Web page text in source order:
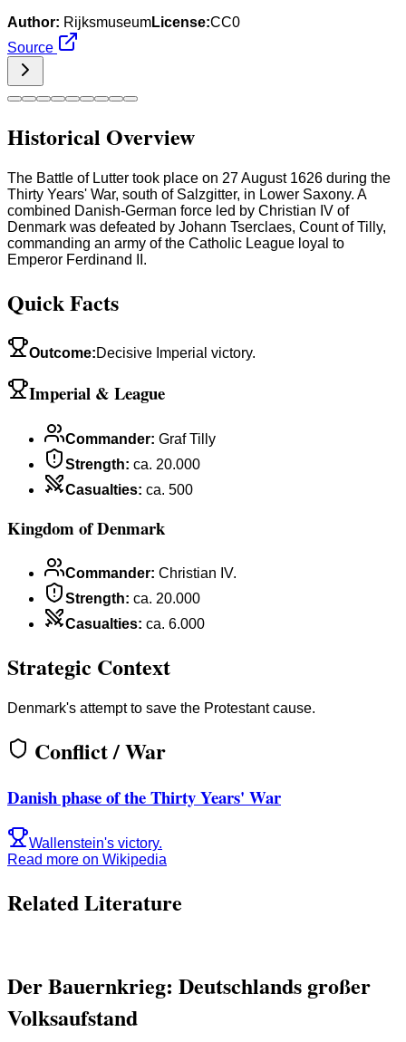
Author: RijksmuseumLicense:CC0
Source
Historical Overview
The Battle of Lutter took place on 27 August 1626 during the
Thirty Years' War, south of Salzgitter, in Lower Saxony. A
combined Danish-German force led by Christian IV of
Denmark was defeated by Johann Tserclaes, Count of Tilly,
commanding an army of the Catholic League loyal to
Emperor Ferdinand II.
Quick Facts
Outcome:Decisive Imperial victory.
Imperial & League
Commander: Graf Tilly
Strength: ca. 20.000
Casualties: ca. 500
Kingdom of Denmark
Commander: Christian IV.
Strength: ca. 20.000
Casualties: ca. 6.000
Strategic Context
Denmark's attempt to save the Protestant cause.
Conflict / War
Danish phase of the Thirty Years' War
Wallenstein's victory.
Read more on Wikipedia
Related Literature
Der Bauernkrieg: Deutschlands großer
Volksaufstand